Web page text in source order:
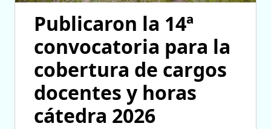
Publicaron la 14ª
convocatoria para la
cobertura de cargos
docentes y horas
cátedra 2026